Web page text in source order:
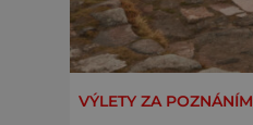
VÝLETY ZA POZNÁNÍM